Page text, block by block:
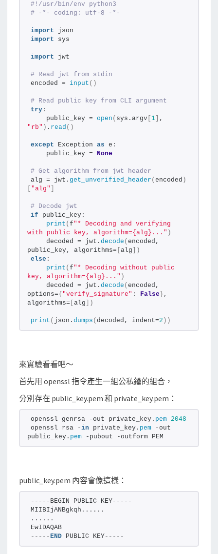
#!/usr/bin/env python3
# -*- coding: utf-8 -*-
import json
import sys
import jwt
# Read jwt from stdin
encoded = input ()
# Read public key from CLI argument
try :
    public_key =
open ( sys.argv 1
"rb" ) . read ()
except Exception as e:
    public_key =
None
# Get algorithm from jwt header
alg = jwt. get_unverified_header ( encoded )
"alg"
# Decode jwt
if public_key:
print ( f"* Decoding and verifying
with public key, algorithm={alg}..." )
    decoded = jwt.
decode ( encoded,
public_key, algorithms= alg ])
else :
print ( f"* Decoding without public
key, algorithm={alg}..." )
    decoded = jwt.
decode ( encoded,
options={ "verify_signature" : False } ,
algorithms= alg ])
print ( json. dumps ( decoded, indent=2 ))
來實驗看看吧～
首先用 openssl 指令產生一組公私鑰的組合，
分別存在 public_key.pem 和 private_key.pem：
openssl genrsa -out private_key. pem 2048
openssl rsa -in private_key. pem -out
public_key. pem -pubout -outform PEM
public_key.pem 內容會像這樣：
-----BEGIN PUBLIC KEY-----
MIIBIjANBgkqh......
......
EwIDAQAB
-----END PUBLIC KEY-----